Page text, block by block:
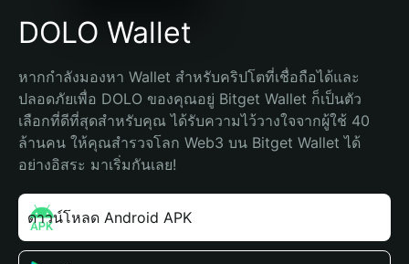
DOLO Wallet
หากกำลังมองหา Wallet สำหรับคริปโตที่เชื่อถือได้และ
ปลอดภัยเพื่อ DOLO ของคุณอยู่ Bitget Wallet ก็เป็นตัว
เลือกที่ดีที่สุดสำหรับคุณ ได้รับความไว้วางใจจากผู้ใช้ 40
ล้านคน ให้คุณสำรวจโลก Web3 บน Bitget Wallet ได้
อย่างอิสระ มาเริ่มกันเลย!
ดาวน์โหลด Android APK